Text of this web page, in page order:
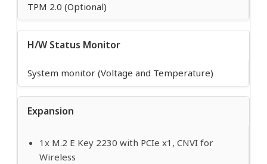
TPM 2.0 (Optional)
H/W Status Monitor
System monitor (Voltage and Temperature)
Expansion
1x M.2 E Key 2230 with PCIe x1, CNVI for
Wireless